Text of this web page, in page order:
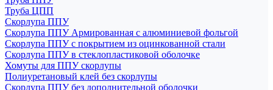
Труба ЦПП
Скорлупа ППУ
Скорлупа ППУ Армированная с алюминиевой фольгой
Скорлупа ППУ с покрытием из оцинкованной стали
Скорлупа ППУ в стеклопластиковой оболочке
Хомуты для ППУ скорлупы
Полиуретановый клей без скорлупы
Скорлупа ППУ без дополнительной оболочки